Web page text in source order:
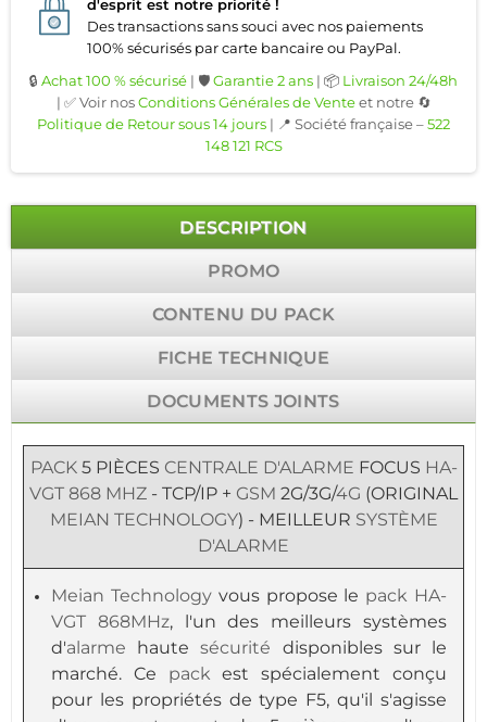
d'esprit est notre priorité !
Des transactions sans souci avec nos paiements
100% sécurisés par carte bancaire ou PayPal.
🔒 Achat 100 % sécurisé | 🛡️Garantie 2 ans | 📦 Livraison 24/48h
| ✅ Voir nosConditions Générales de Venteet notre 🔄
Politique de Retour sous 14 jours | 📍 Société française –522
148 121 RCS
DESCRIPTION
PROMO
CONTENU DU PACK
FICHE TECHNIQUE
DOCUMENTS JOINTS
PACK5 PIÈCES CENTRALE D'ALARME FOCUS HA-
VGT 868 MHZ - TCP/IP + GSM 2G/3G/4G (ORIGINAL
MEIAN TECHNOLOGY) - MEILLEUR SYSTÈME
D'ALARME
Meian Technologyvous propose le pack HA-
VGT 868MHz, l'un des meilleurs systèmes
d'alarme hautesécurité disponibles sur le
marché. Ce packest spécialement conçu
pour les propriétés de type F5, qu'il s'agisse